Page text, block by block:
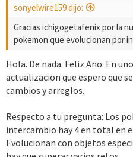
sonyelwire159 dijo:
Gracias ichigogetafenix por la
pokemon que evolucionan por
Hola. De nada. Feliz Año. En
actualizacion que espero que
cambios y arreglos.
Respecto a tu pregunta: Los
intercambio hay 4 en total en
Evolucionan con objetos